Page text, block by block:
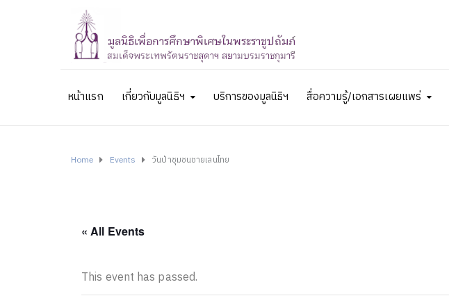
หน้าแรก เกี่ยวกับมูลนิธิฯ บริการของมูลนิธิฯ สื่อความรู้/เอกสารเผยแพร่
Home Events วันป่าชุมชนชายเลนไทย
« All Events
This event has passed.